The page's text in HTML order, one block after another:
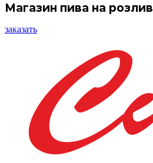
Магазин пива на розлив
заказать